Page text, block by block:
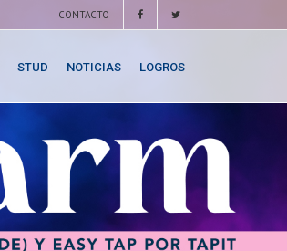
CONTACTO
STUD NOTICIAS LOGROS